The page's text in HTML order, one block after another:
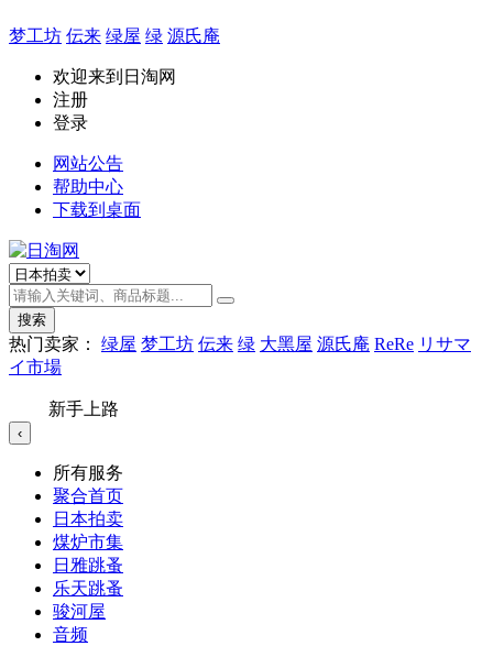
梦工坊 伝来 绿屋 绿 源氏庵
欢迎来到日淘网
注册
登录
网站公告
帮助中心
下载到桌面
搜索
热门卖家： 绿屋 梦工坊 伝来 绿 大黑屋 源氏庵 ReRe リサマ
イ市場
新手上路
‹
所有服务
聚合首页
日本拍卖
煤炉市集
日雅跳蚤
乐天跳蚤
骏河屋
音频